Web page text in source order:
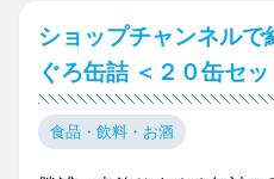
ショップチャンネル
ぐろ缶詰 ＜２０缶セッ
食品・飲料・お酒